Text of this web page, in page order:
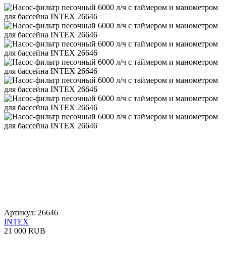
Артикул: 26646
INTEX
21 000 RUB